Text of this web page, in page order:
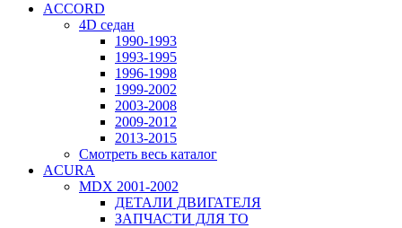
ACCORD
4D седан
1990-1993
1993-1995
1996-1998
1999-2002
2003-2008
2009-2012
2013-2015
Смотреть весь каталог
ACURA
MDX 2001-2002
ДЕТАЛИ ДВИГАТЕЛЯ
ЗАПЧАСТИ ДЛЯ ТО